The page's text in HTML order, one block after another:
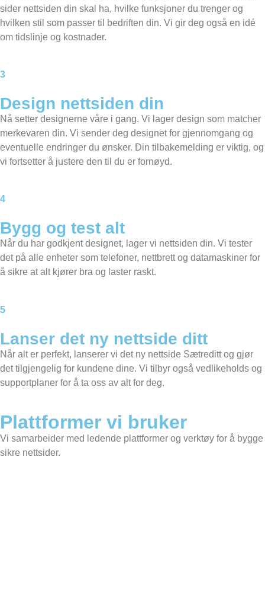
sider nettsiden din skal ha, hvilke funksjoner du trenger og
hvilken stil som passer til bedriften din. Vi gir deg også en idé
om tidslinje og kostnader.
3
Design nettsiden din
Nå setter designerne våre i gang. Vi lager design som matcher
merkevaren din. Vi sender deg designet for gjennomgang og
eventuelle endringer du ønsker. Din tilbakemelding er viktig, og
vi fortsetter å justere den til du er fornøyd.
4
Bygg og test alt
Når du har godkjent designet, lager vi nettsiden din. Vi tester
det på alle enheter som telefoner, nettbrett og datamaskiner for
å sikre at alt kjører bra og laster raskt.
5
Lanser det ny nettside ditt
Når alt er perfekt, lanserer vi det ny nettside Sætreditt og gjør
det tilgjengelig for kundene dine. Vi tilbyr også vedlikeholds og
supportplaner for å ta oss av alt for deg.
Plattformer vi bruker
Vi samarbeider med ledende plattformer og verktøy for å bygge
sikre nettsider.